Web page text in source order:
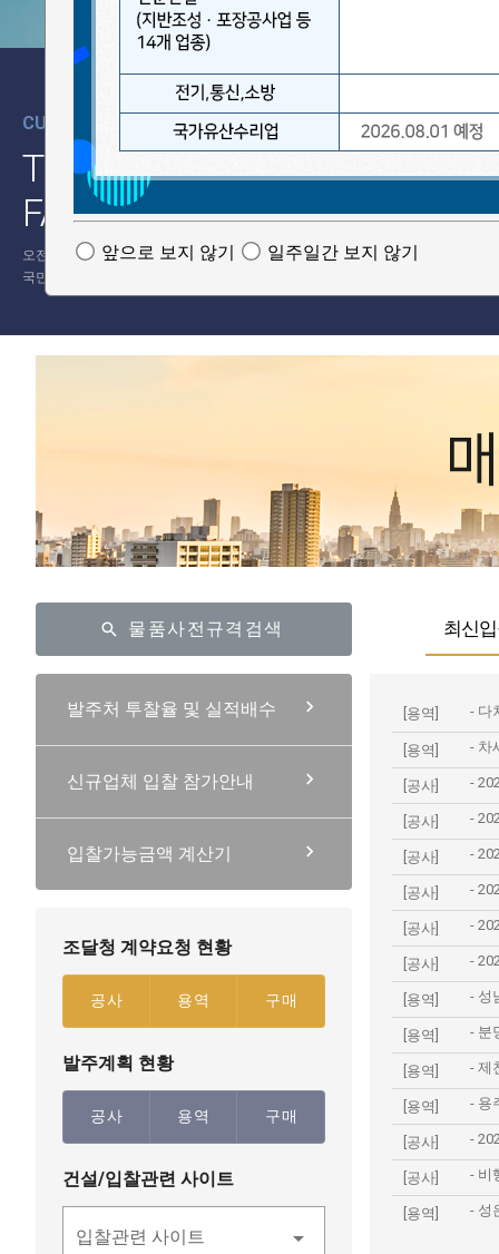
CUSTOMER CENTER
TEL 010-2811-6875
FAX 032-232-9981
오전 09:00~오후 6:00 / E-mail : kssbid777@gmail.com
국민은행 591901-01-545089 박정미(경사ING)
물품사전규격검색
발주처 투찰율 및 실적배수
신규업체 입찰 참가안내
입찰가능금액 계산기
조달청 계약요청 현황
공사 용역 구매
발주계획 현황
공사 용역 구매
건설/입찰관련 사이트
입찰관련 사이트
최신
[용역] - 다
[용역] - 차세
[공사] -
[공사] -
[공사] -
[공사] -
[공사] -
[공사] -
[용역] - 성
[용역] - 분
[용역] -제
[용역] - 용
[공사] -
[공사] - 비
[용역] - 성
앞으로 보지 않기 일주일간 보지 않기